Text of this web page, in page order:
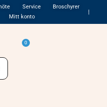
Service
Broschyrer
Mitt konto
0
Varukorg